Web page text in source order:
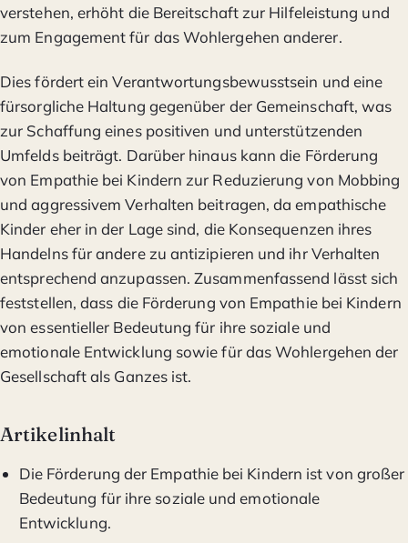
verstehen, erhöht die Bereitschaft zur Hilfeleistung und
zum Engagement für das Wohlergehen anderer.
Dies fördert ein Verantwortungsbewusstsein und eine
fürsorgliche Haltung gegenüber der Gemeinschaft, was
zur Schaffung eines positiven und unterstützenden
Umfelds beiträgt. Darüber hinaus kann die Förderung
von Empathie bei Kindern zur Reduzierung von Mobbing
und aggressivem Verhalten beitragen, da empathische
Kinder eher in der Lage sind, die Konsequenzen ihres
Handelns für andere zu antizipieren und ihr Verhalten
entsprechend anzupassen. Zusammenfassend lässt sich
feststellen, dass die Förderung von Empathie bei Kindern
von essentieller Bedeutung für ihre soziale und
emotionale Entwicklung sowie für das Wohlergehen der
Gesellschaft als Ganzes ist.
Artikelinhalt
Die Förderung der Empathie bei Kindern ist von großer
Bedeutung für ihre soziale und emotionale
Entwicklung.